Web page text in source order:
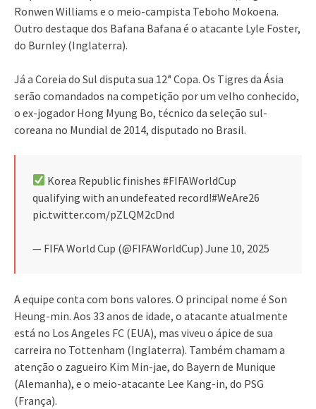
Ronwen Williams e o meio-campista Teboho Mokoena.
Outro destaque dos Bafana Bafana é o atacante Lyle Foster,
do Burnley (Inglaterra).
Já a Coreia do Sul disputa sua 12ª Copa. Os Tigres da Ásia
serão comandados na competição por um velho conhecido,
o ex-jogador Hong Myung Bo, técnico da seleção sul-
coreana no Mundial de 2014, disputado no Brasil.
Korea Republic finishes #FIFAWorldCup
qualifying with an undefeated record!#WeAre26
pic.twitter.com/pZLQM2cDnd
— FIFA World Cup (@FIFAWorldCup) June 10, 2025
A equipe conta com bons valores. O principal nome é Son
Heung-min. Aos 33 anos de idade, o atacante atualmente
está no Los Angeles FC (EUA), mas viveu o ápice de sua
carreira no Tottenham (Inglaterra). Também chamam a
atenção o zagueiro Kim Min-jae, do Bayern de Munique
(Alemanha), e o meio-atacante Lee Kang-in, do PSG
(França).